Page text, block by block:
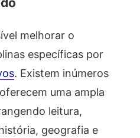
melhorar o
específicas por
. Existem inúmeros
uma ampla
leitura,
geografia e